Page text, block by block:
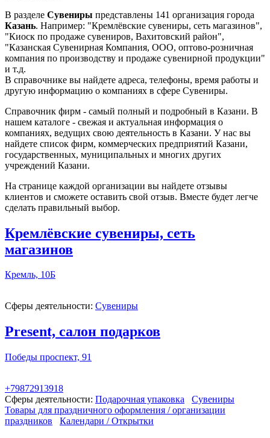
В разделе Сувениры представлены 141 организация города
Казань. Например: "Кремлёвские сувениры, сеть магазинов",
"Киоск по продаже сувениров, Вахитовский район",
"Казанская Сувенирная Компания, ООО, оптово-розничная
компания по производству и продаже сувенирной продукции"
и т.д.
В справочнике вы найдете адреса, телефоны, время работы и
другую информацию о компаниях в сфере Сувениры.
Справочник фирм - самый полный и подробный в Казани. В
нашем каталоге - свежая и актуальная информация о
компаниях, ведущих свою деятельность в Казани. У нас вы
найдете список фирм, коммерческих предприятий Казани,
государственных, муниципальных и многих других
учреждений Казани.
На странице каждой организации вы найдете отзывы
клиентов и сможете оставить свой отзыв. Вместе будет легче
сделать правильный выбор.
Кремлёвские сувениры, сеть
магазинов
Кремль, 10Б
Сферы деятельности: Сувениры
Present, салон подарков
Победы проспект, 91
+79872913918
Сферы деятельности: Подарочная упаковка
Сувениры
Товары для праздничного оформления / организации
праздников
Календари / Открытки